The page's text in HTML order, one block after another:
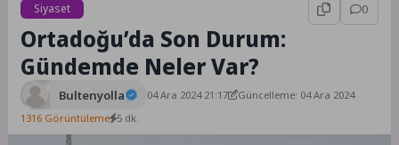
Siyaset 0
Ortadoğu’da Son Durum:
Gündemde Neler Var?
Bultenyolla 04 Ara 2024 21:17
Güncelleme: 04 Ara 2024
1316 Görüntüleme 5 dk.